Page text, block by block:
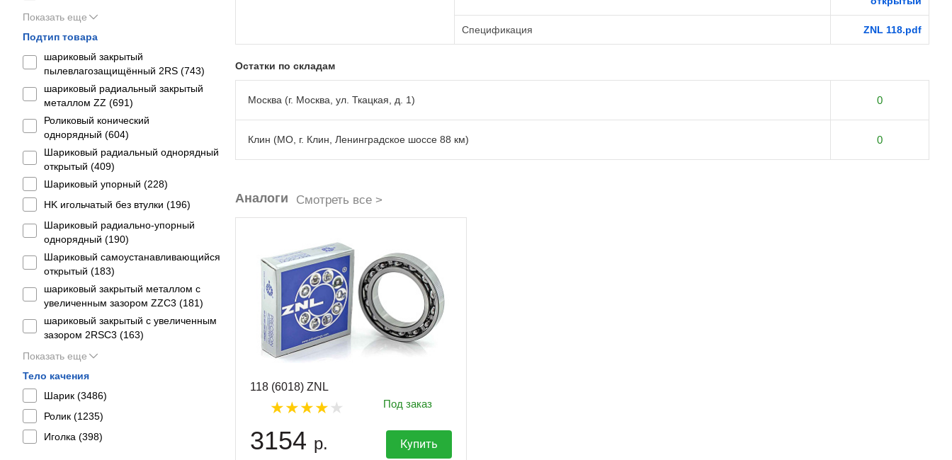
Показать еще
Подтип товара
шариковый закрытый
пылевлагозащищённый 2RS (743)
шариковый радиальный закрытый
металлом ZZ (691)
Роликовый конический
однорядный (604)
Шариковый радиальный однорядный
открытый (409)
Шариковый упорный (228)
HK игольчатый без втулки (196)
Шариковый радиально-упорный
однорядный (190)
Шариковый самоустанавливающийся
открытый (183)
шариковый закрытый металлом с
увеличенным зазором ZZC3 (181)
шариковый закрытый с увеличенным
зазором 2RSС3 (163)
Показать еще
Тело качения
Шарик (3486)
Ролик (1235)
Иголка (398)
Спецификация ZNL 118.pdf
Остатки по складам
Москва (г. Москва, ул. Ткацкая, д. 1) 0
Клин (МО, г. Клин, Ленинградское шоссе 88 км) 0
Аналоги Смотреть все >
118 (6018) ZNL
Под заказ
3154 р. Купить